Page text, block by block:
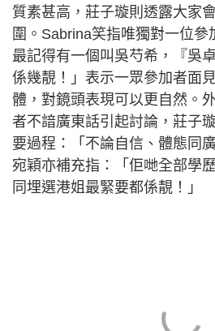
質素甚高，莊子璇則透露大家
圍。Sabrina笑指唯獨對一位
最記得有一個叫吳芍希，『吳
係幾靚！」表示一眾參加者面
體，對鏡頭表現可以更自然。
者不諳廣東話引起討論，莊子
要過程：「不論自信、體態同
宛穎亦補充指：「佢哋全部學
同埋選港姐最緊要都係靚！」